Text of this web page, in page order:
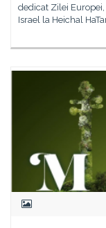
dedicat Zilei
Israel la Heichal